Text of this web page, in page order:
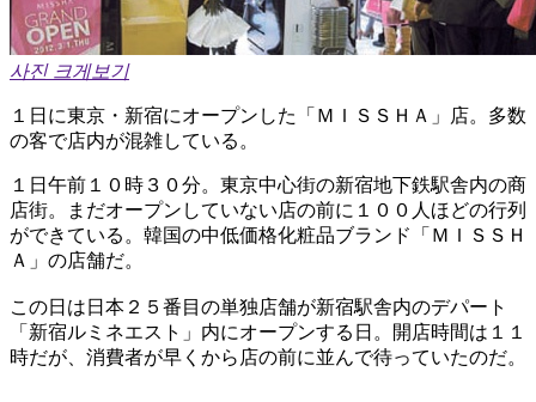
사진 크게보기
１日に東京・新宿にオープンした「ＭＩＳＳＨＡ」店。多数
の客で店内が混雑している。
１日午前１０時３０分。東京中心街の新宿地下鉄駅舎内の商
店街。まだオープンしていない店の前に１００人ほどの行列
ができている。韓国の中低価格化粧品ブランド「ＭＩＳＳＨ
Ａ」の店舗だ。
この日は日本２５番目の単独店舗が新宿駅舎内のデパート
「新宿ルミネエスト」内にオープンする日。開店時間は１１
時だが、消費者が早くから店の前に並んで待っていたのだ。